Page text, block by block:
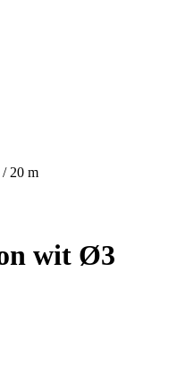
20 m
wit Ø3